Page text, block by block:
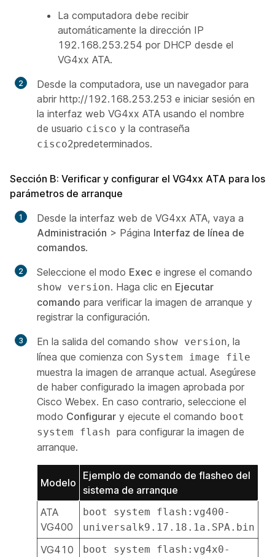
La computadora debe recibir
automáticamente la dirección IP
192.168.253.254 por DHCP desde el
VG4xx ATA.
Desde la computadora, use un navegador para
abrir http://192.168.253.253 e iniciar sesión en
la interfaz web VG4xx ATA usando el nombre
de usuario cisco y la contraseña
cisco2predeterminados.
Sección B: Verificar y configurar el VG4xx ATA para los
parámetros de arranque
Desde la interfaz web de VG4xx ATA, vaya a
Administración > Página Interfaz de línea de
comandos.
Seleccione el modo Exec e ingrese el comando
show version. Haga clic en Ejecutar
comando para verificar la imagen de arranque y
registrar la configuración.
En la salida del comando show version, la
línea que comienza con System image file
muestra la imagen de arranque actual. Asegúrese
de haber configurado la imagen aprobada por
Cisco Webex. En caso contrario, seleccione el
modo Configurar y ejecute el comando boot
system flash para configurar la imagen de
arranque.
Modelo
Ejemplo de comando de flasheo del
sistema de arranque
ATA
VG400
boot system flash:vg400-
universalk9.17.18.1a.SPA.bin
VG410
boot system flash:vg4x0-